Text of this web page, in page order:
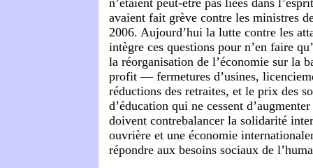
n’étaient peut-être pas liées dans
avaient fait grève contre les ministres
2006. Aujourd’hui la lutte contre les
intègre ces questions pour n’en faire
la réorganisation de l’économie sur la
profit — fermetures d’usines,
réductions des retraites, et le prix des
d’éducation qui ne cessent
doivent contrebalancer la solidarité
ouvrière et une économie
répondre aux besoins sociaux de